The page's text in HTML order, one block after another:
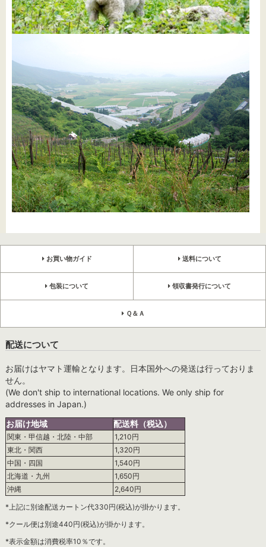
お買い物ガイド 送料について
包装について 領収書発行について
Ｑ＆Ａ
配送について
お届けはヤマト運輸となります。日本国外への発送は行っておりま
せん。
(We don't ship to international locations. We only ship for
addresses in Japan.)
お届け地域
配送料（税込）
関東・甲信越・北陸・中部
1,210円
東北・関西
1,320円
中国・四国
1,540円
北海道・九州
1,650円
沖縄
2,640円
*上記に別途配送カートン代330円(税込)が掛かります。
*クール便は別途440円(税込)が掛かります。
*表示金額は消費税率10％です。